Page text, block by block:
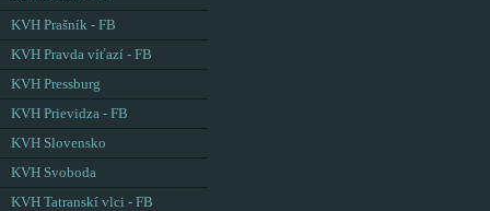
KVH Prašník - FB
KVH Pravda víťazí - FB
KVH Pressburg
KVH Prievidza - FB
KVH Slovensko
KVH Svoboda
KVH Tatranskí vlci - FB